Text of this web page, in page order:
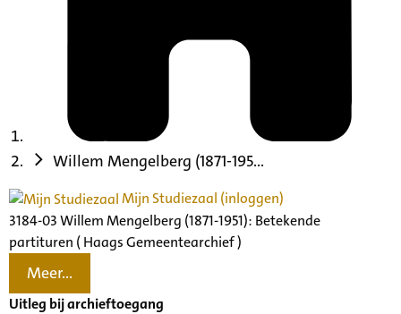
Willem Mengelberg (1871-195...
Mijn Studiezaal (inloggen)
3184-03 Willem Mengelberg (1871-1951): Betekende
partituren ( Haags Gemeentearchief )
Meer...
Uitleg bij archieftoegang